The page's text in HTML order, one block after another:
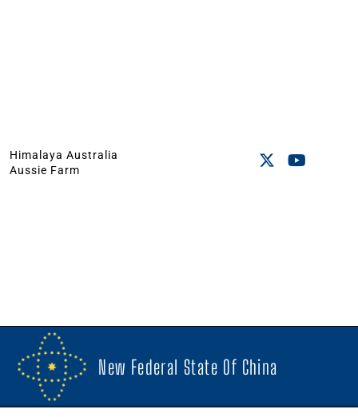
Himalaya Australia
Aussie Farm
New Federal State Of China